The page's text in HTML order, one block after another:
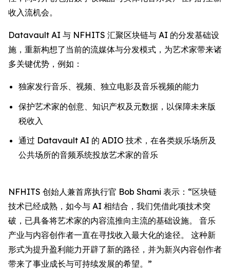
收入流机会。
Datavault AI 与 NFHITS 汇聚区块链与 AI 的分发基础设
施，重新构想了当前的流媒体与分发模式，为艺术家带来诸
多关键优势，例如：
独家发行音乐、视频、独立电影及音乐视频的能力
保护艺术家的创意、知识产权及元数据，以保障未来版
税收入
通过 Datavault AI 的 ADIO 技术，在各类娱乐场所及
公共场所的音频系统投放艺术家的音乐
NFHITS 创始人兼首席执行官 Bob Shami 表示：“区块链
技术已经成熟，如今与 AI 相结合，我们凭借此项技术突
破，已具备将艺术家的内容流推向主流的基础设施。 音乐
产业与内容创作者一直在寻找收入最大化的途径。 这种新
形式为提升盈利能力开辟了新的路径，并为新兴内容创作者
带来了事业成长与可持续发展的希望。”